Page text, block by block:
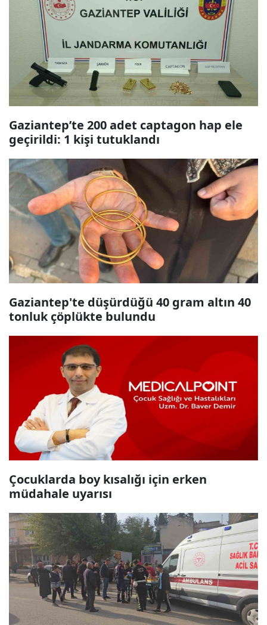
Gaziantep’te 200 adet captagon hap ele
geçirildi: 1 kişi tutuklandı
Gaziantep'te düşürdüğü 40 gram altın 40
tonluk çöplükte bulundu
Çocuklarda boy kısalığı için erken
müdahale uyarısı